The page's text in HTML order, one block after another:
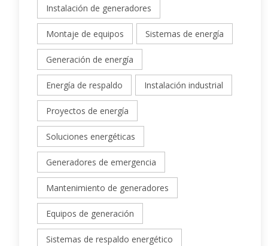
Instalación de generadores
Montaje de equipos Sistemas de energía
Generación de energía
Energía de respaldo Instalación industrial
Proyectos de energía
Soluciones energéticas
Generadores de emergencia
Mantenimiento de generadores
Equipos de generación
Sistemas de respaldo energético